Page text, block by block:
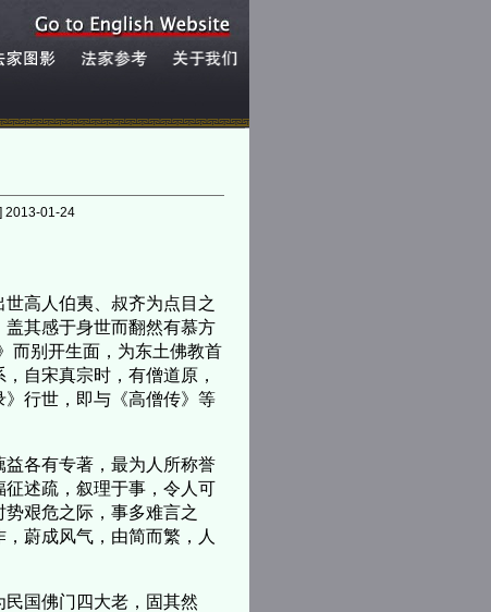
2013-01-24
高人伯夷、叔齐为点目之
其感于身世而翻然有慕方
而别开生面，为东土佛教首
自宋真宗时，有僧道原，
行世，即与《高僧传》等
各有专著，最为人所称誉
述疏，叙理于事，令人可
艰危之际，事多难言之
蔚成风气，由简而繁，人
国佛门四大老，固其然